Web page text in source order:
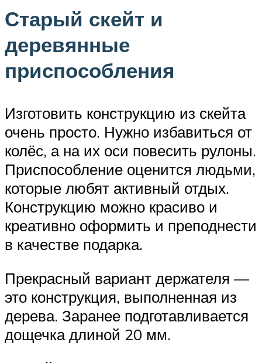
Старый скейт и
деревянные
приспособления
Изготовить конструкцию из скейта
очень просто. Нужно избавиться от
колёс, а на их оси повесить рулоны.
Приспособление оценится людьми,
которые любят активный отдых.
Конструкцию можно красиво и
креативно оформить и преподнести
в качестве подарка.
Прекрасный вариант держателя —
это конструкция, выполненная из
дерева. Заранее подготавливается
дощечка длиной 20 мм.